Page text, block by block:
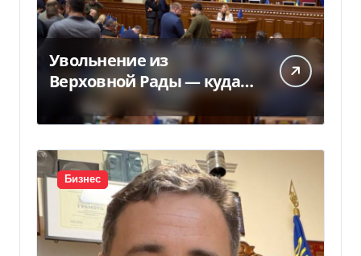
Увольнение из
Верховной Рады — куда
исчез 71 народный
депутат за семь лет
Бизнес